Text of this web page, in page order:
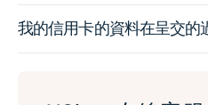
我的信用卡的資料在呈交的